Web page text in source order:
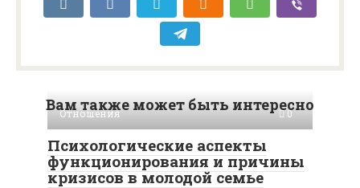
Вам также может быть интересно
Отношения 0
Психологические аспекты
функционирования и причины
кризисов в молодой семье